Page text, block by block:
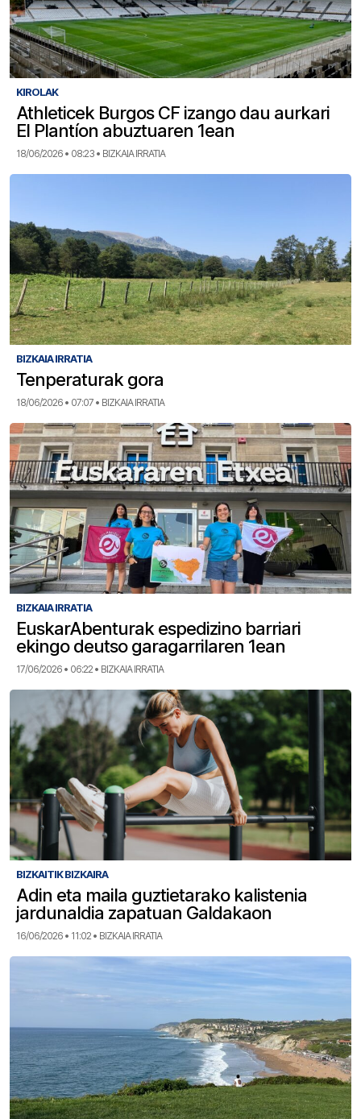
KIROLAK
Athleticek Burgos CF izango dau aurkari
El Plantíon abuztuaren 1ean
18/06/2026 • 08:23 • BIZKAIA IRRATIA
BIZKAIA IRRATIA
Tenperaturak gora
18/06/2026 • 07:07 • BIZKAIA IRRATIA
BIZKAIA IRRATIA
EuskarAbenturak espedizino barriari
ekingo deutso garagarrilaren 1ean
17/06/2026 • 06:22 • BIZKAIA IRRATIA
BIZKAITIK BIZKAIRA
Adin eta maila guztietarako kalistenia
jardunaldia zapatuan Galdakaon
16/06/2026 • 11:02 • BIZKAIA IRRATIA